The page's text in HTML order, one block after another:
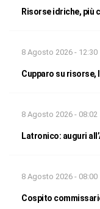
Risorse idriche, più
8 Agosto 2026 - 12:30
Cupparo su risorse,
8 Agosto 2026 - 08:02
Latronico: auguri
8 Agosto 2026 - 08:00
Cospito